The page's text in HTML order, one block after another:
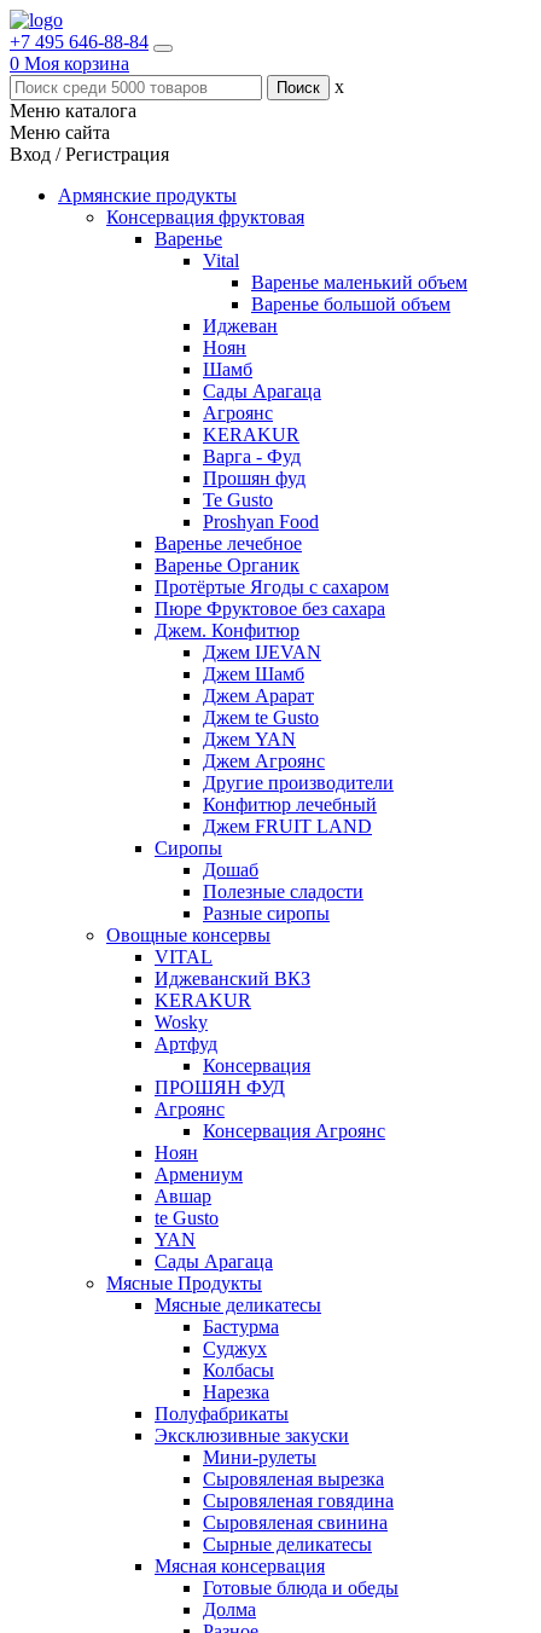
+7 495 646-88-84
0 Моя корзина
x
Меню каталога
Меню сайта
Вход / Регистрация
Армянские продукты
Консервация фруктовая
Варенье
Vital
Варенье маленький объем
Варенье большой объем
Иджеван
Ноян
Шамб
Сады Арагаца
Агроянс
KERAKUR
Варга - Фуд
Прошян фуд
Te Gusto
Proshyan Food
Варенье лечебное
Варенье Органик
Протёртые Ягоды с сахаром
Пюре Фруктовое без сахара
Джем. Конфитюр
Джем IJEVAN
Джем Шамб
Джем Арарат
Джем te Gusto
Джем YAN
Джем Агроянс
Другие производители
Конфитюр лечебный
Джем FRUIT LAND
Сиропы
Дошаб
Полезные сладости
Разные сиропы
Овощные консервы
VITAL
Иджеванский ВКЗ
KERAKUR
Wosky
Артфуд
Консервация
ПРОШЯН ФУД
Агроянс
Консервация Агроянс
Ноян
Армениум
Авшар
te Gusto
YAN
Сады Арагаца
Мясные Продукты
Мясные деликатесы
Бастурма
Суджух
Колбасы
Нарезка
Полуфабрикаты
Эксклюзивные закуски
Мини-рулеты
Сыровяленая вырезка
Сыровяленая говядина
Сыровяленая свинина
Сырные деликатесы
Мясная консервация
Готовые блюда и обеды
Долма